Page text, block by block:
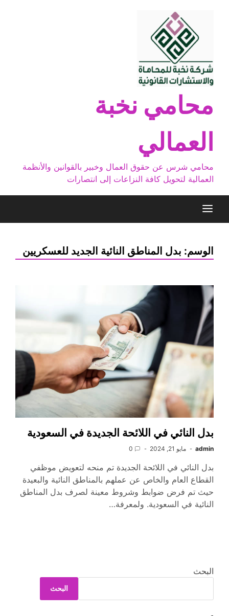
محامي نخبة
العمالي
محامي شرس عن حقوق العمال وخبير بالقوانين والأنظمة
العمالية لتحويل كافة النزاعات إلى انتصارات
الوسم: بدل المناطق النائية الجديد للعسكريين
بدل النائي في اللائحة الجديدة في السعودية
admin مايو 21, 2024 0
بدل النائي في اللائحة الجديدة تم منحه لتعويض موظفي
القطاع العام والخاص عن عملهم بالمناطق النائية والبعيدة
حيث تم فرض ضوابط وشروط معينة لصرف بدل المناطق
النائية في السعودية. ولمعرفة…
البحث
البحث